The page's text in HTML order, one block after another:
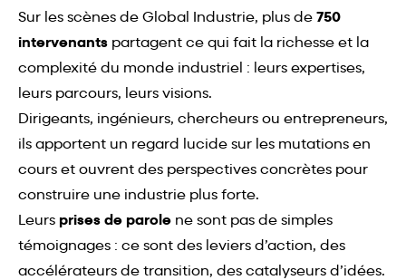
Sur les scènes de Global Industrie, plus de 750
intervenants partagent ce qui fait la richesse et la
complexité du monde industriel : leurs expertises,
leurs parcours, leurs visions.
Dirigeants, ingénieurs, chercheurs ou entrepreneurs,
ils apportent un regard lucide sur les mutations en
cours et ouvrent des perspectives concrètes pour
construire une industrie plus forte.
Leurs prises de parole ne sont pas de simples
témoignages : ce sont des leviers d’action, des
accélérateurs de transition, des catalyseurs d’idées.